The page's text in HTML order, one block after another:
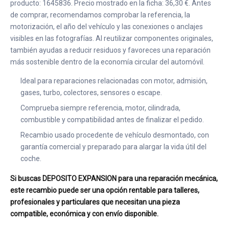
producto: 1645836. Precio mostrado en la ficha: 36,30 €. Antes
de comprar, recomendamos comprobar la referencia, la
motorización, el año del vehículo y las conexiones o anclajes
visibles en las fotografías. Al reutilizar componentes originales,
también ayudas a reducir residuos y favoreces una reparación
más sostenible dentro de la economía circular del automóvil.
Ideal para reparaciones relacionadas con motor, admisión,
gases, turbo, colectores, sensores o escape.
Comprueba siempre referencia, motor, cilindrada,
combustible y compatibilidad antes de finalizar el pedido.
Recambio usado procedente de vehículo desmontado, con
garantía comercial y preparado para alargar la vida útil del
coche.
Si buscas DEPOSITO EXPANSION para una reparación mecánica,
este recambio puede ser una opción rentable para talleres,
profesionales y particulares que necesitan una pieza
compatible, económica y con envío disponible.